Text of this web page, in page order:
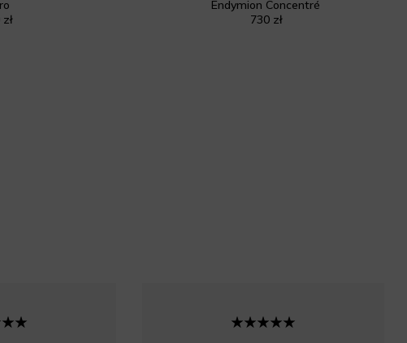
Endymion Concentré
730 zł